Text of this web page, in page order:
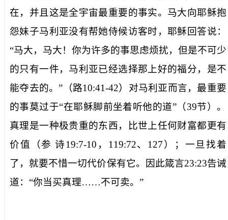
在，并且这是全宇宙最重要的事实。马大向耶稣抱
怨妹子马利亚没有帮她侍候访客时，耶稣回答说：
“马大，马大！你为许多的事思虑烦扰，但是不可少
的只有一件，马利亚已经选择那上好的福分，是不
能夺去的。”（路10:41-42）对马利亚而言，最重要
的事莫过于“在耶稣脚前坐着听他的道”（39节）。
真理是一种极贵重的东西，比世上任何财富都更有
价值（参 诗19:7-10 ， 119:72、 127 ）；一旦找着
了，就要不惜一切代价保有它。因此箴言23:23告诫
道：“你当买真理……不可卖。 ”